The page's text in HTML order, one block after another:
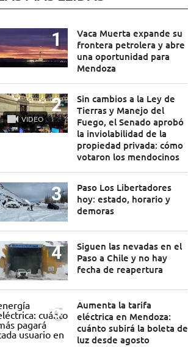
Vaca Muerta expande su
frontera petrolera y abre
una oportunidad para
Mendoza
VIDEO
Sin cambios a la Ley de
Tierras y Manejo del
Fuego, el Senado aprobó
la inviolabilidad de la
propiedad privada: cómo
votaron los mendocinos
Paso Los Libertadores
hoy: estado, horario y
demoras
Siguen las nevadas en el
Paso a Chile y no hay
fecha de reapertura
Aumenta la tarifa
eléctrica en Mendoza:
cuánto subirá la boleta de
luz desde agosto